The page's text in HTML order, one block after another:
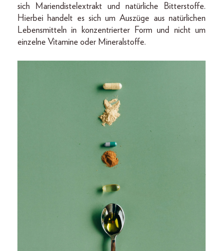
sich Mariendistelextrakt und natürliche Bitterstoffe.
Hierbei handelt es sich um Auszüge aus natürlichen
Lebensmitteln in konzentrierter Form und nicht um
einzelne Vitamine oder Mineralstoffe.